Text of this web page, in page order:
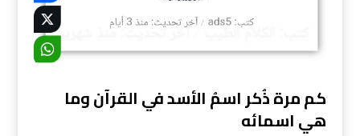
كم مرة ذُكر اسمُ الأسد في القرآن وما
هي اسمائه